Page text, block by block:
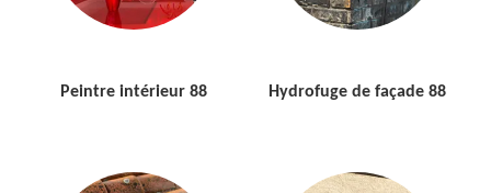
Peintre intérieur 88 Hydrofuge de façade 88